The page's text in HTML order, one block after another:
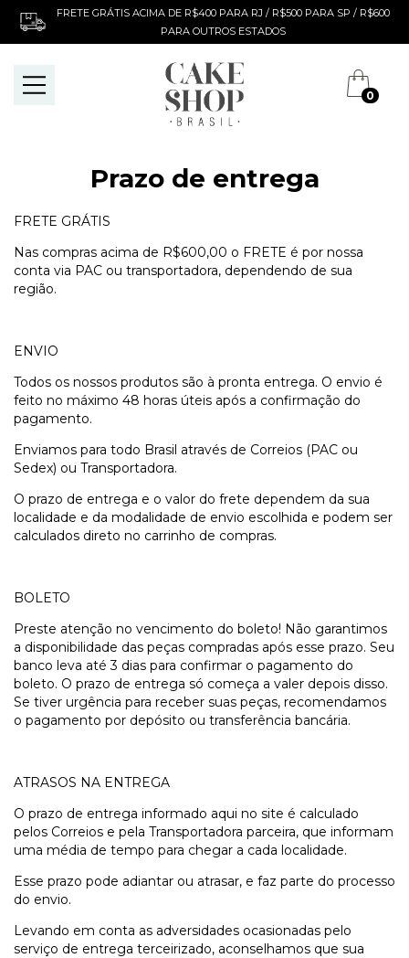
FRETE GRÁTIS ACIMA DE R$400 PARA RJ / R$500 PARA SP / R$600
PARA OUTROS ESTADOS
0
Prazo de entrega
FRETE GRÁTIS
Nas compras acima de R$600,00 o FRETE é por nossa
conta via PAC ou transportadora, dependendo de sua
região.
ENVIO
Todos os nossos produtos são à pronta entrega. O envio é
feito no máximo 48 horas úteis após a confirmação do
pagamento.
Enviamos para todo Brasil através de Correios (PAC ou
Sedex) ou Transportadora.
O prazo de entrega e o valor do frete dependem da sua
localidade e da modalidade de envio escolhida e podem ser
calculados direto no carrinho de compras.
BOLETO
Preste atenção no vencimento do boleto! Não garantimos
a disponibilidade das peças compradas após esse prazo. Seu
banco leva até 3 dias para confirmar o pagamento do
boleto. O prazo de entrega só começa a valer depois disso.
Se tiver urgência para receber suas peças, recomendamos
o pagamento por depósito ou transferência bancária.
ATRASOS NA ENTREGA
O prazo de entrega informado aqui no site é calculado
pelos Correios e pela Transportadora parceira, que informam
uma média de tempo para chegar a cada localidade.
Esse prazo pode adiantar ou atrasar, e faz parte do processo
do envio.
Levando em conta as adversidades ocasionadas pelo
serviço de entrega terceirizado, aconselhamos que sua